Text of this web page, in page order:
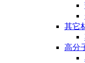
其它
高分